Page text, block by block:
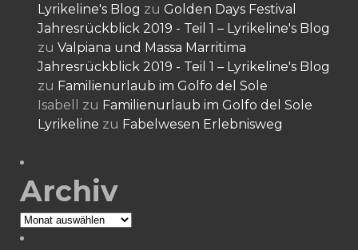
Lyrikeline's Blog zu Golden Days Festival
Jahresrückblick 2019 - Teil 1 – Lyrikeline's Blog
zu Valpiana und Massa Marritima
Jahresrückblick 2019 - Teil 1 – Lyrikeline's Blog
zu Familienurlaub im Golfo del Sole
Isabell
zu Familienurlaub im Golfo del Sole
Lyrikeline zu Fabelwesen Erlebnisweg
Archiv
Archiv